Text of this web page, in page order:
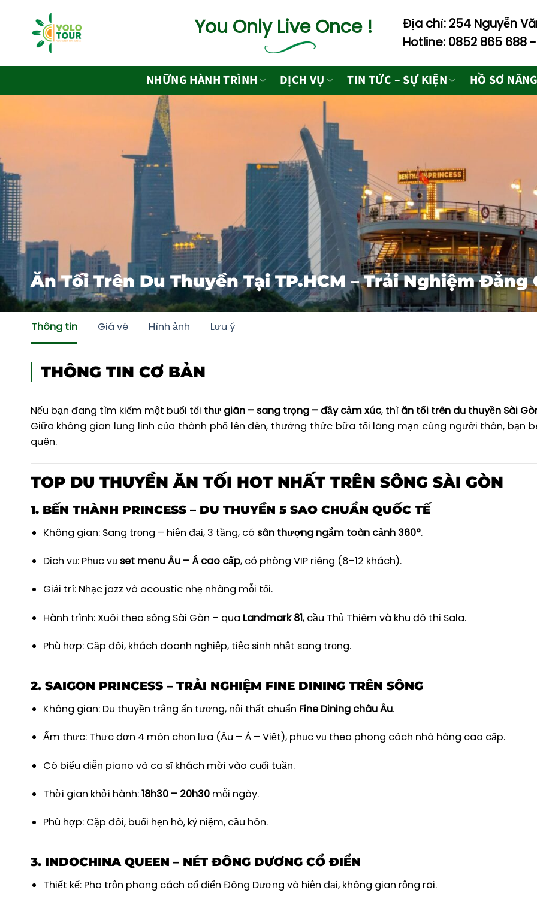
You Only Live Once !
Địa chỉ: 254 Nguyễn
Hotline: 0852 865 688
NHỮNG HÀNH TRÌNH DỊCH VỤ TIN TỨC – SỰ KIỆN HỒ SƠ
Ăn Tối Trên Du Thuyền Tại TP.HCM – Trải Nghiệm Đẳng
Thông tin Giá vé Hình ảnh Lưu ý
THÔNG TIN CƠ BẢN
Nếu bạn đang tìm kiếm một buổi tối thư giãn – sang trọng – đầy cảm xúc, thìăn tối trên du thuyền Sài
Giữa không gian lung linh của thành phố lên đèn, thưởng thức bữa tối lãng mạn cùng người thân, bạn
quên.
TOP DU THUYỀN ĂN TỐI HOT NHẤT TRÊN SÔNG SÀI GÒN
1. BẾN THÀNH PRINCESS – DU THUYỀN 5 SAO CHUẨN QUỐC TẾ
Không gian: Sang trọng – hiện đại, 3 tầng, có sân thượng ngắm toàn cảnh 360°.
Dịch vụ: Phục vụ set menu Âu – Á cao cấp, có phòng VIP riêng (8–12 khách).
Giải trí: Nhạc jazz và acoustic nhẹ nhàng mỗi tối.
Hành trình: Xuôi theo sông Sài Gòn – qua Landmark 81, cầu Thủ Thiêm và khu đô thị Sala.
Phù hợp: Cặp đôi, khách doanh nghiệp, tiệc sinh nhật sang trọng.
2. SAIGON PRINCESS – TRẢI NGHIỆM FINE DINING TRÊN SÔNG
Không gian: Du thuyền trắng ấn tượng, nội thất chuẩn Fine Dining châu Âu.
Ẩm thực: Thực đơn 4 món chọn lựa (Âu – Á – Việt), phục vụ theo phong cách nhà hàng cao cấp.
Có biểu diễn piano và ca sĩ khách mời vào cuối tuần.
Thời gian khởi hành:18h30 – 20h30mỗi ngày.
Phù hợp: Cặp đôi, buổi hẹn hò, kỷ niệm, cầu hôn.
3. INDOCHINA QUEEN – NÉT ĐÔNG DƯƠNG CỔ ĐIỂN
Thiết kế: Pha trộn phong cách cổ điển Đông Dương và hiện đại, không gian rộng rãi.